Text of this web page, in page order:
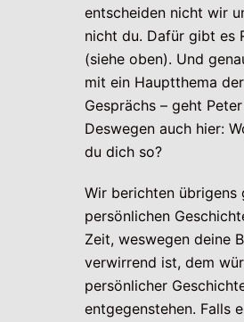
entscheiden nicht wir
nicht du. Dafür gibt es
(siehe oben). Und
mit ein Hauptthema
Gesprächs – geht
Deswegen auch hier:
du dich so?
Wir berichten übrigens
persönlichen
Zeit, weswegen deine
verwirrend ist, dem
persönlicher
entgegenstehen. Falls